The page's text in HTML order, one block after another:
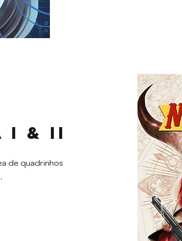
I & II
de quadrinhos